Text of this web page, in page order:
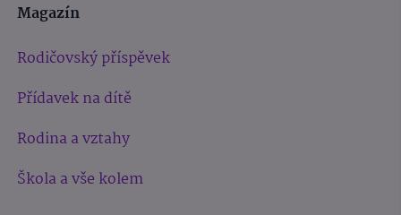
Magazín
Rodičovský příspěvek
Přídavek na dítě
Rodina a vztahy
Škola a vše kolem